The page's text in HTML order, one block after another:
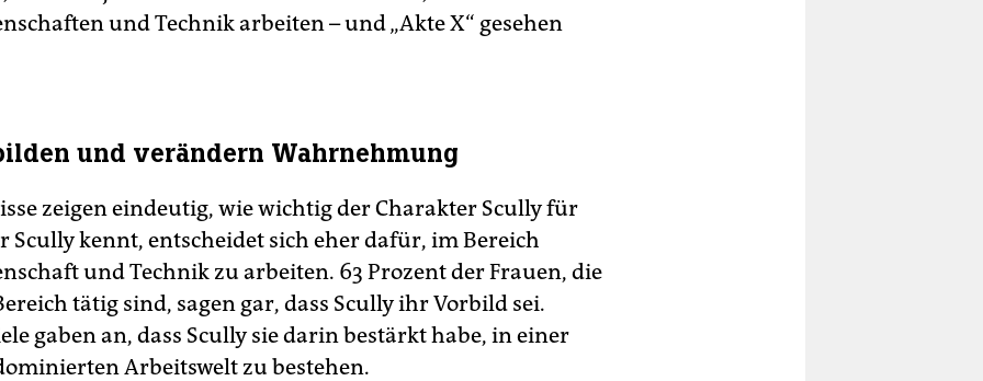
und Technik arbeiten – und „Akte X“ gesehen
und verändern Wahrnehmung
zeigen eindeutig, wie wichtig der Charakter Scully für
Scully kennt, entscheidet sich eher dafür, im Bereich
und Technik zu arbeiten. 63 Prozent der Frauen, die
tätig sind, sagen gar, dass Scully ihr Vorbild sei.
gaben an, dass Scully sie darin bestärkt habe, in einer
Arbeitswelt zu bestehen.